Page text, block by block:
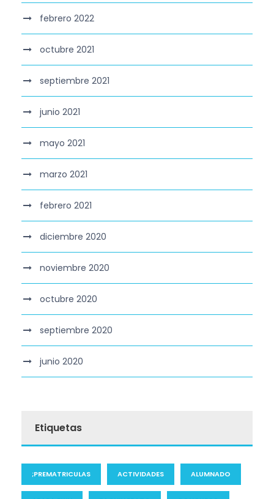
febrero 2022
octubre 2021
septiembre 2021
junio 2021
mayo 2021
marzo 2021
febrero 2021
diciembre 2020
noviembre 2020
octubre 2020
septiembre 2020
junio 2020
Etiquetas
;PREMATRICULAS ACTIVIDADES ALUMNADO